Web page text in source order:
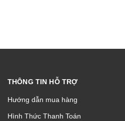
THÔNG TIN HỖ TRỢ
Hướng dẫn mua hàng
Hình Thức Thanh Toán